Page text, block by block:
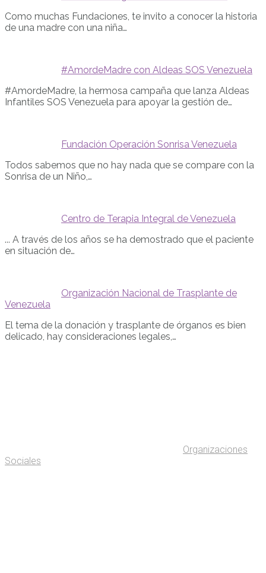
Como muchas Fundaciones, te invito a conocer la historia
de una madre con una niña…
#AmordeMadre con Aldeas SOS Venezuela
#AmordeMadre, la hermosa campaña que lanza Aldeas
Infantiles SOS Venezuela para apoyar la gestión de…
Fundación Operación Sonrisa Venezuela
Todos sabemos que no hay nada que se compare con la
Sonrisa de un Niño,…
Centro de Terapia Integral de Venezuela
... A través de los años se ha demostrado que el paciente
en situación de…
Organización Nacional de Trasplante de
Venezuela
El tema de la donación y trasplante de órganos es bien
delicado, hay consideraciones legales,…
Organizaciones
Sociales